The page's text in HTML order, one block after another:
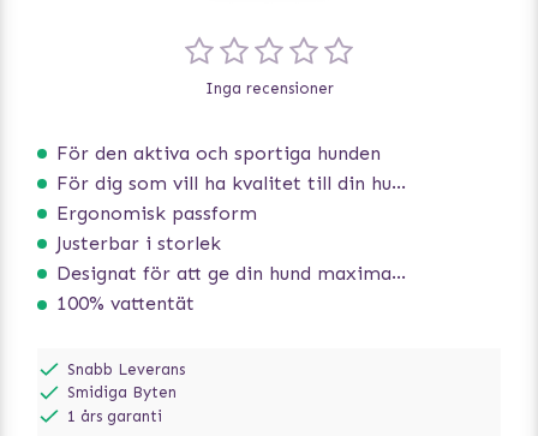
För den aktiva och sportiga hunden
För dig som vill ha kvalitet till din hund!
Ergonomisk passform
Justerbar i storlek
Designat för att ge din hund maximal komfort
100% vattentät
Inga recensioner
Snabb Leverans
Smidiga Byten
1 års garanti